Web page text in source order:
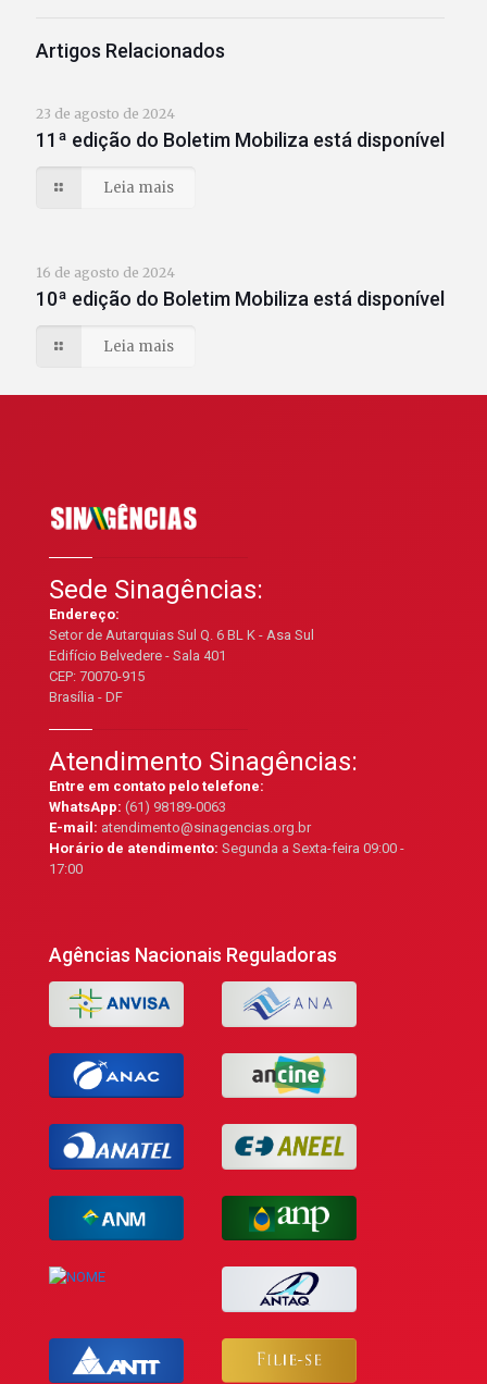
Artigos Relacionados
23 de agosto de 2024
11ª edição do Boletim Mobiliza está disponível
Leia mais
16 de agosto de 2024
10ª edição do Boletim Mobiliza está disponível
Leia mais
Sede Sinagências:
Endereço:
Setor de Autarquias Sul Q. 6 BL K - Asa Sul
Edifício Belvedere - Sala 401
CEP: 70070-915
Brasília - DF
Atendimento Sinagências:
Entre em contato pelo telefone:
WhatsApp: (61) 98189-0063
E-mail: atendimento@sinagencias.org.br
Horário de atendimento: Segunda a Sexta-feira 09:00 -
17:00
Agências Nacionais Reguladoras